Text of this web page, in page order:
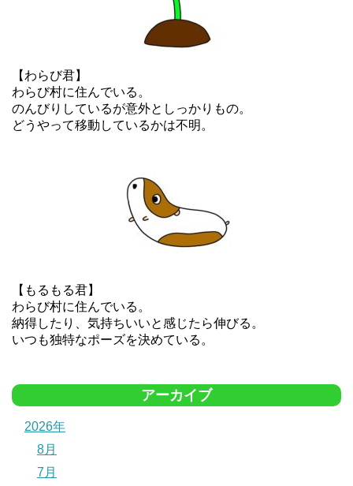
【わらび君】
わらび村に住んでいる。
のんびりしているが意外としっかりもの。
どうやって移動しているかは不明。
【もるもる君】
わらび村に住んでいる。
納得したり、気持ちいいと感じたら伸びる。
いつも独特なポーズを決めている。
アーカイブ
2026年
8月
7月